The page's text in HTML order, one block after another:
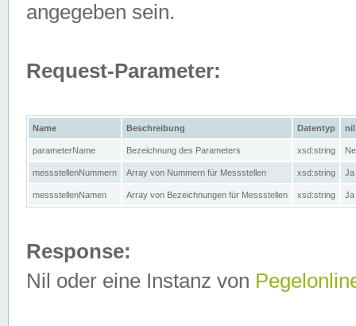
angegeben sein.
Request-Parameter:
Name Beschreibung Datentyp nil
parameterName Bezeichnung des Parameters xsd:string
messstellenNummern Array von Nummern für Messstellen xsd:string Ja
messstellenNamen Array von Bezeichnungen für Messstellen xsd:string Ja
Response:
Nil oder eine Instanz von